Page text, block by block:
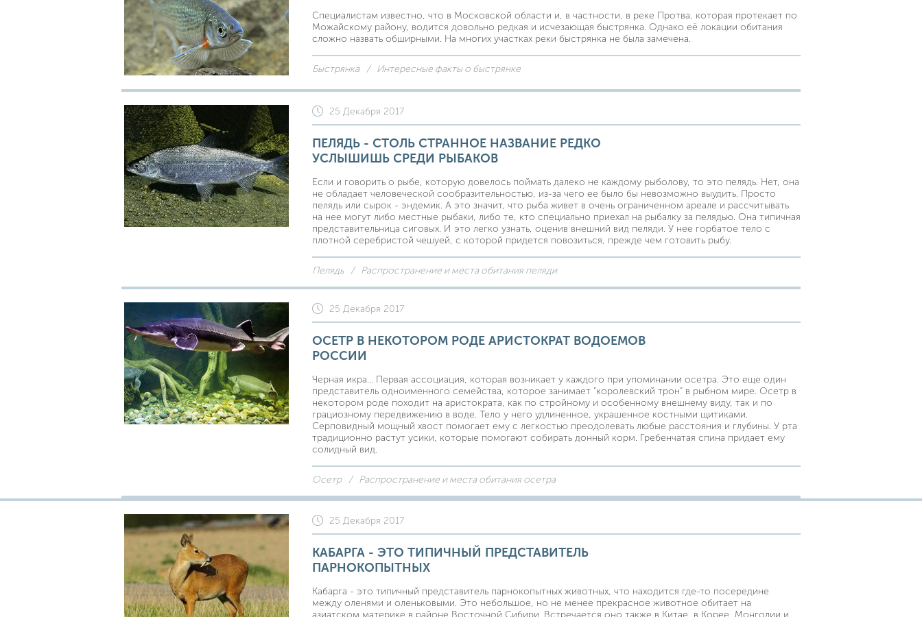
Специалистам известно, что в Московской области и, в частности, в реке Протва, которая протекает по
Можайскому району, водится довольно редкая и исчезающая быстрянка. Однако её локации обитания
сложно назвать обширными. На многих участках реки быстрянка не была замечена.
Быстрянка Интересные факты о быстрянке
25 Декабря 2017
ПЕЛЯДЬ - СТОЛЬ СТРАННОЕ НАЗВАНИЕ РЕДКО
УСЛЫШИШЬ СРЕДИ РЫБАКОВ
Если и говорить о рыбе, которую довелось поймать далеко не каждому рыболову, то это пелядь. Нет, она
не обладает человеческой сообразительностью, из-за чего ее было бы невозможно выудить. Просто
пелядь или сырок - эндемик. А это значит, что рыба живет в очень ограниченном ареале и рассчитывать
на нее могут либо местные рыбаки, либо те, кто специально приехал на рыбалку за пелядью. Она типичная
представительница сиговых. И это легко узнать, оценив внешний вид пеляди. У нее горбатое тело с
плотной серебристой чешуей, с которой придется повозиться, прежде чем готовить рыбу.
Пелядь Распространение и места обитания пеляди
25 Декабря 2017
ОСЕТР В НЕКОТОРОМ РОДЕ АРИСТОКРАТ ВОДОЕМОВ
РОССИИ
Черная икра... Первая ассоциация, которая возникает у каждого при упоминании осетра. Это еще один
представитель одноименного семейства, которое занимает "королевский трон" в рыбном мире. Осетр в
некотором роде походит на аристократа, как по стройному и особенному внешнему виду, так и по
грациозному передвижению в воде. Тело у него удлиненное, украшенное костными щитиками.
Серповидный мощный хвост помогает ему с легкостью преодолевать любые расстояния и глубины. У рта
традиционно растут усики, которые помогают собирать донный корм. Гребенчатая спина придает ему
солидный вид.
Осетр Распространение и места обитания осетра
25 Декабря 2017
КАБАРГА - ЭТО ТИПИЧНЫЙ ПРЕДСТАВИТЕЛЬ
ПАРНОКОПЫТНЫХ
Кабарга - это типичный представитель парнокопытных животных, что находится где-то посередине
между оленями и оленьковыми. Это небольшое, но не менее прекрасное животное обитает на
азиатском материке в районе Восточной Сибири. Встречается оно также в Китае, в Корее, Монголии и,